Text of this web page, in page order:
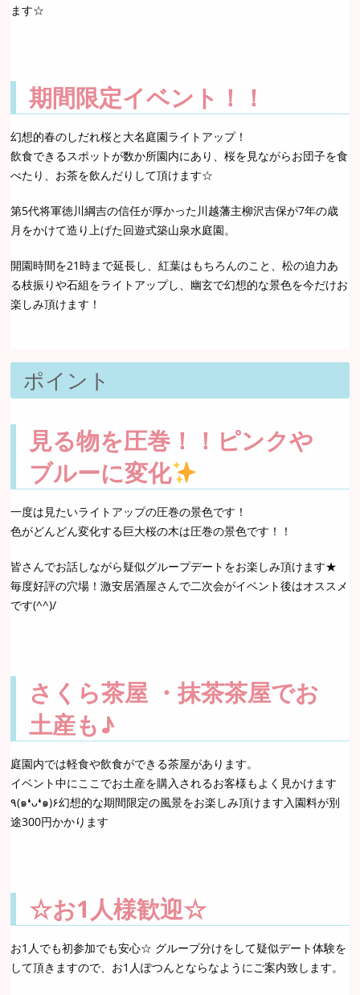
ます☆
期間限定イベント！！
幻想的春のしだれ桜と大名庭園ライトアップ！
飲食できるスポットが数か所園内にあり、桜を見ながらお団子を食
べたり、お茶を飲んだりして頂けます☆
第5代将軍徳川綱吉の信任が厚かった川越藩主柳沢吉保が7年の歳
月をかけて造り上げた回遊式築山泉水庭園。
開園時間を21時まで延長し、紅葉はもちろんのこと、松の迫力あ
る枝振りや石組をライトアップし、幽玄で幻想的な景色を今だけお
楽しみ頂けます！
ポイント
見る物を圧巻！！ピンクや
ブルーに変化
一度は見たいライトアップの圧巻の景色です！
色がどんどん変化する巨大桜の木は圧巻の景色です！！
皆さんでお話しながら疑似グループデートをお楽しみ頂けます★
毎度好評の穴場！激安居酒屋さんで二次会がイベント後はオススメ
です(^^)/
さくら茶屋 ・抹茶茶屋でお
土産も♪
庭園内では軽食や飲食ができる茶屋があります。
イベント中にここでお土産を購入されるお客様もよく見かけます
٩(๑❛ᴗ❛๑)۶幻想的な期間限定の風景をお楽しみ頂けます入園料が別
途300円かかります
☆お1人様歓迎☆
お1人でも初参加でも安心☆ グループ分けをして疑似デート体験を
して頂きますので、お1人ぽつんとならなようにご案内致します。